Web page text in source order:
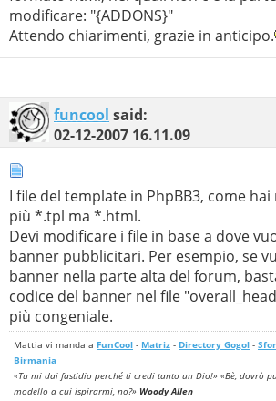
modificare: "{ADDONS}"
Attendo chiarimenti, grazie in anticipo.
funcool said:
02-12-2007 16.11.09
I file del template in PhpBB3, come
più *.tpl ma *.html.
Devi modificare i file in base a dove
banner pubblicitari. Per esempio, se
banner nella parte alta del forum,
codice del banner nel file
più congeniale.
Mattia vi manda a FunCool - Matriz - Directory Gogol -
Birmania
«Tu mi dai fastidio perché ti credi tanto un Dio!» «Bè, dovrò
modello a cui ispirarmi, no?» Woody Allen